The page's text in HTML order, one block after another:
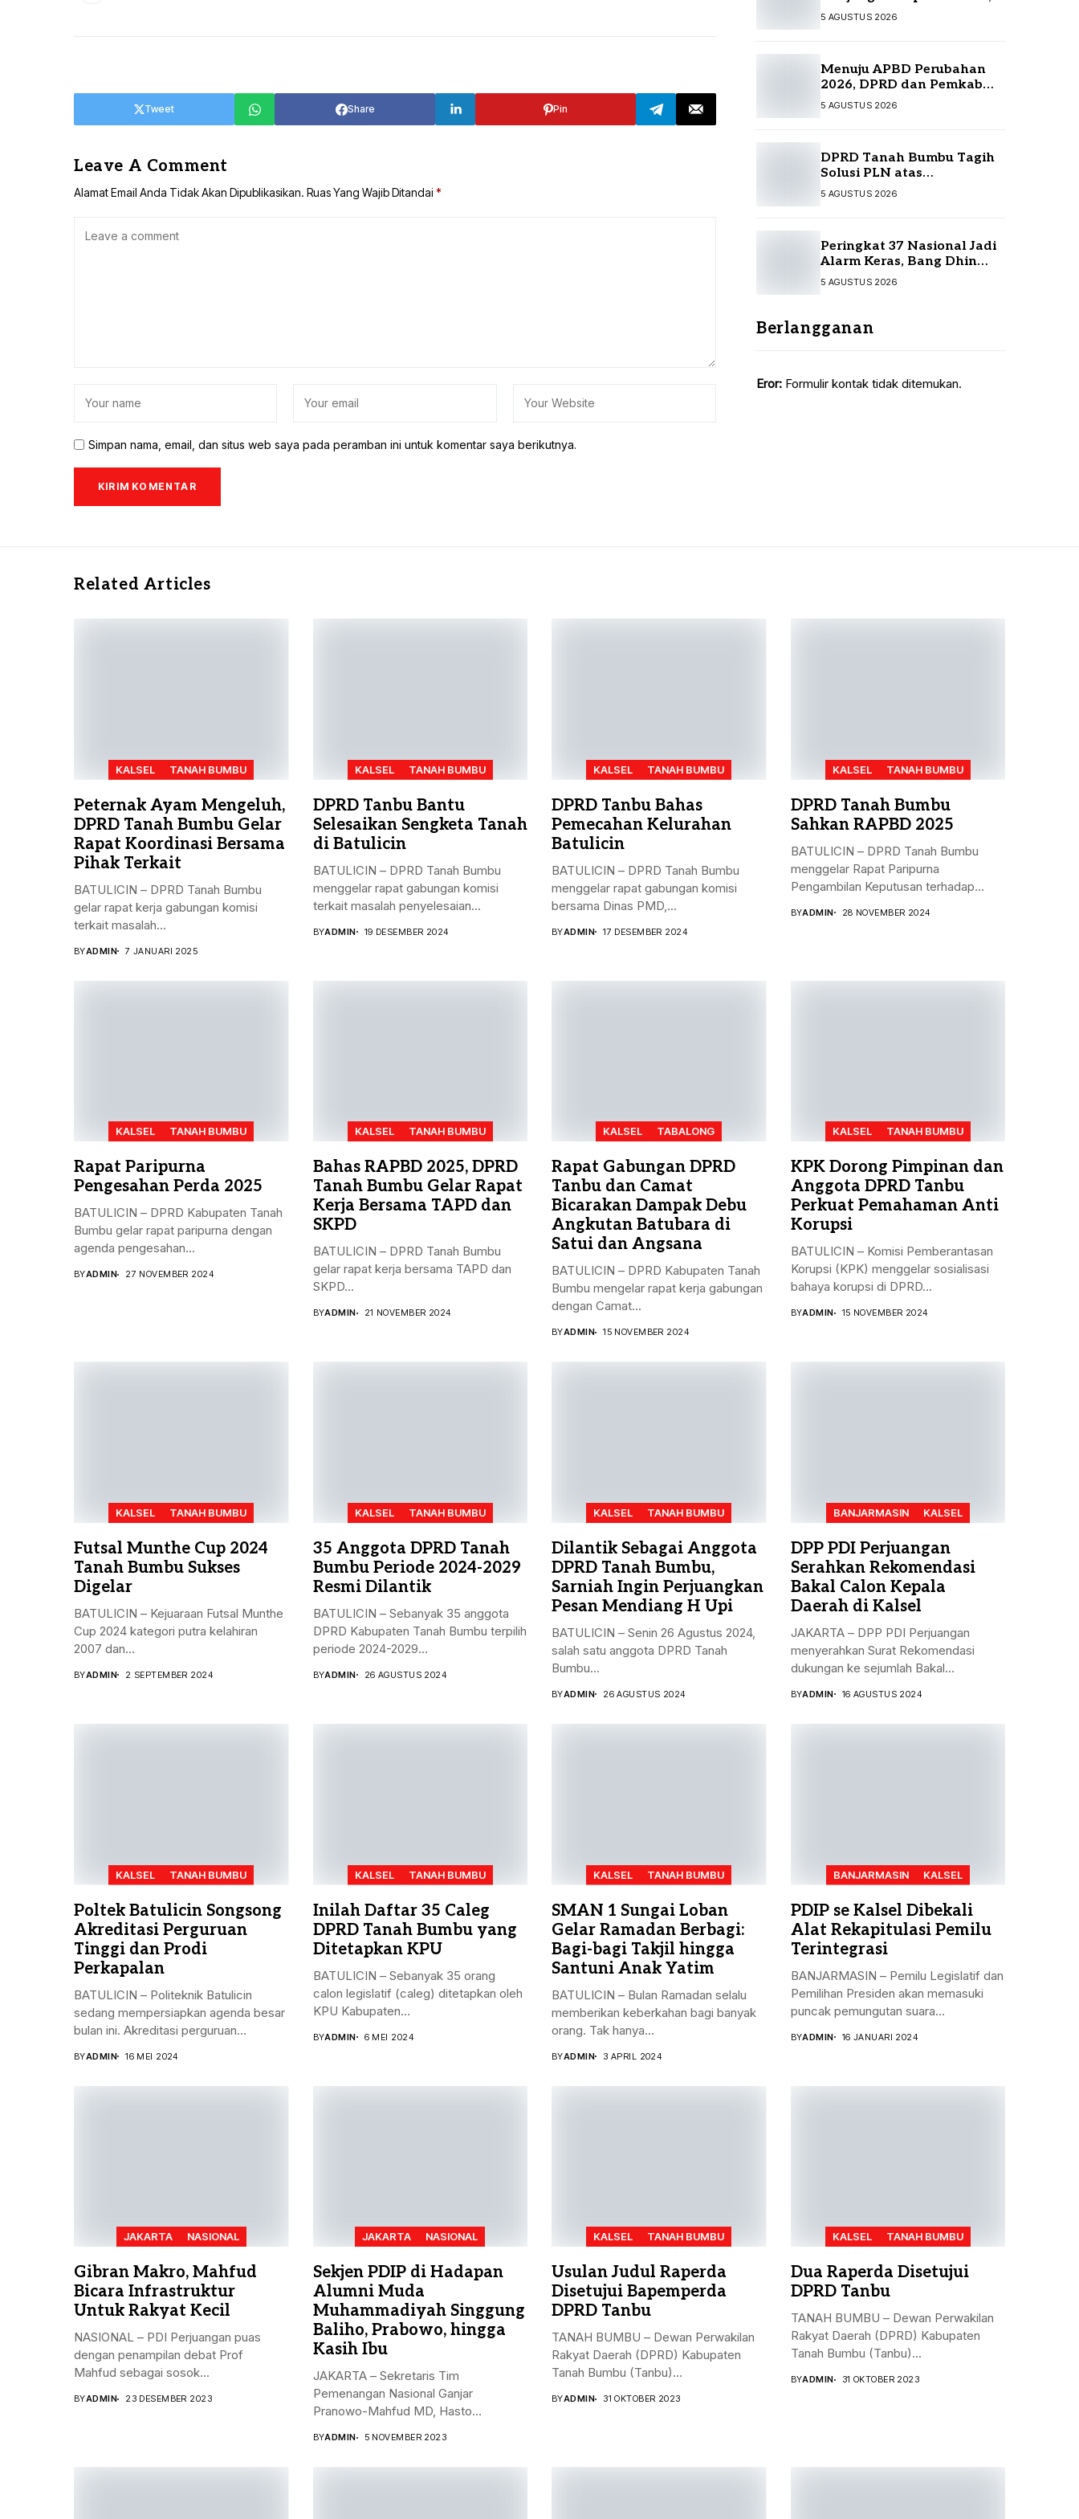
TANAH LAUT
Share
Tweet Pin
Leave A Comment
Alamat Email Anda Tidak Akan Dipublikasikan. Ruas Yang Wajib Ditandai *
Simpan nama, email, dan situs web saya pada peramban ini untuk komentar saya berikutnya.
Perkuat Sinergi
5 AGUSTUS 2026
Menuju APBD Perubahan
2026, DPRD dan Pemkab
Tanah Bumbu Resmi
5 AGUSTUS 2026
DPRD Tanah Bumbu Tagih
Solusi PLN atas
Pemadaman Listrik,
5 AGUSTUS 2026
Peringkat 37 Nasional Jadi
Alarm Keras, Bang Dhin
Desak Evaluasi Total
5 AGUSTUS 2026
Berlangganan
Eror: Formulir kontak tidak ditemukan.
Related Articles
KALSEL TANAH BUMBU
Peternak Ayam Mengeluh,
DPRD Tanah Bumbu Gelar
Rapat Koordinasi Bersama
Pihak Terkait
BATULICIN – DPRD Tanah Bumbu
gelar rapat kerja gabungan komisi
terkait masalah...
BYADMIN 7 JANUARI 2025
KALSEL TANAH BUMBU
DPRD Tanbu Bantu
Selesaikan Sengketa Tanah
di Batulicin
BATULICIN – DPRD Tanah Bumbu
menggelar rapat gabungan komisi
terkait masalah penyelesaian...
BYADMIN 19 DESEMBER 2024
KALSEL TANAH BUMBU
DPRD Tanbu Bahas
Pemecahan Kelurahan
Batulicin
BATULICIN – DPRD Tanah Bumbu
menggelar rapat gabungan komisi
bersama Dinas PMD,...
BYADMIN 17 DESEMBER 2024
KALSEL TANAH BUMBU
DPRD Tanah Bumbu
Sahkan RAPBD 2025
BATULICIN – DPRD Tanah Bumbu
menggelar Rapat Paripurna
Pengambilan Keputusan terhadap
BYADMIN 28 NOVEMBER 2024
KALSEL TANAH BUMBU
Rapat Paripurna
Pengesahan Perda 2025
BATULICIN – DPRD Kabupaten Tanah
Bumbu gelar rapat paripurna dengan
agenda pengesahan...
BYADMIN 27 NOVEMBER 2024
KALSEL TANAH BUMBU
Bahas RAPBD 2025, DPRD
Tanah Bumbu Gelar Rapat
Kerja Bersama TAPD dan
SKPD
BATULICIN – DPRD Tanah Bumbu
gelar rapat kerja bersama TAPD dan
SKPD...
BYADMIN 21 NOVEMBER 2024
KALSEL TABALONG
Rapat Gabungan DPRD
Tanbu dan Camat
Bicarakan Dampak Debu
Angkutan Batubara di
Satui dan Angsana
BATULICIN – DPRD Kabupaten Tanah
Bumbu mengelar rapat kerja gabungan
dengan Camat...
BYADMIN 15 NOVEMBER 2024
KALSEL TANAH BUMBU
KPK Dorong Pimpinan dan
Anggota DPRD Tanbu
Perkuat Pemahaman Anti
Korupsi
BATULICIN – Komisi Pemberantasan
Korupsi (KPK) menggelar sosialisasi
bahaya korupsi di DPRD...
BYADMIN 15 NOVEMBER 2024
KALSEL TANAH BUMBU
Futsal Munthe Cup 2024
Tanah Bumbu Sukses
Digelar
BATULICIN – Kejuaraan Futsal Munthe
Cup 2024 kategori putra kelahiran
2007 dan...
BYADMIN 2 SEPTEMBER 2024
KALSEL TANAH BUMBU
35 Anggota DPRD Tanah
Bumbu Periode 2024-2029
Resmi Dilantik
BATULICIN – Sebanyak 35 anggota
DPRD Kabupaten Tanah Bumbu terpilih
periode 2024-2029...
BYADMIN 26 AGUSTUS 2024
KALSEL TANAH BUMBU
Dilantik Sebagai Anggota
DPRD Tanah Bumbu,
Sarniah Ingin Perjuangkan
Pesan Mendiang H Upi
BATULICIN – Senin 26 Agustus 2024,
salah satu anggota DPRD Tanah
Bumbu...
BYADMIN 26 AGUSTUS 2024
BANJARMASIN KALSEL
DPP PDI Perjuangan
Serahkan Rekomendasi
Bakal Calon Kepala
Daerah di Kalsel
JAKARTA – DPP PDI Perjuangan
menyerahkan Surat Rekomendasi
dukungan ke sejumlah Bakal...
BYADMIN 16 AGUSTUS 2024
KALSEL TANAH BUMBU
Poltek Batulicin Songsong
Akreditasi Perguruan
Tinggi dan Prodi
Perkapalan
BATULICIN – Politeknik Batulicin
sedang mempersiapkan agenda besar
bulan ini. Akreditasi perguruan...
BYADMIN 16 MEI 2024
KALSEL TANAH BUMBU
Inilah Daftar 35 Caleg
DPRD Tanah Bumbu yang
Ditetapkan KPU
BATULICIN – Sebanyak 35 orang
calon legislatif (caleg) ditetapkan oleh
KPU Kabupaten...
BYADMIN 6 MEI 2024
KALSEL TANAH BUMBU
SMAN 1 Sungai Loban
Gelar Ramadan Berbagi:
Bagi-bagi Takjil hingga
Santuni Anak Yatim
BATULICIN – Bulan Ramadan selalu
memberikan keberkahan bagi banyak
orang. Tak hanya...
BYADMIN 3 APRIL 2024
BANJARMASIN KALSEL
PDIP se Kalsel Dibekali
Alat Rekapitulasi Pemilu
Terintegrasi
BANJARMASIN – Pemilu Legislatif dan
Pemilihan Presiden akan memasuki
puncak pemungutan suara...
BYADMIN 16 JANUARI 2024
JAKARTA NASIONAL
Gibran Makro, Mahfud
Bicara Infrastruktur
Untuk Rakyat Kecil
NASIONAL – PDI Perjuangan puas
dengan penampilan debat Prof
Mahfud sebagai sosok...
BYADMIN 23 DESEMBER 2023
JAKARTA NASIONAL
Sekjen PDIP di Hadapan
Alumni Muda
Muhammadiyah Singgung
Baliho, Prabowo, hingga
Kasih Ibu
JAKARTA – Sekretaris Tim
Pemenangan Nasional Ganjar
Pranowo-Mahfud MD, Hasto
BYADMIN 5 NOVEMBER 2023
KALSEL TANAH BUMBU
Usulan Judul Raperda
Disetujui Bapemperda
DPRD Tanbu
TANAH BUMBU – Dewan Perwakilan
Rakyat Daerah (DPRD) Kabupaten
Tanah Bumbu (Tanbu)...
BYADMIN 31 OKTOBER 2023
KALSEL TANAH BUMBU
Dua Raperda Disetujui
DPRD Tanbu
TANAH BUMBU – Dewan Perwakilan
Rakyat Daerah (DPRD) Kabupaten
Tanah Bumbu (Tanbu)...
BYADMIN 31 OKTOBER 2023